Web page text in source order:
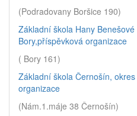
(Podradovany Boršice 190)
Základní škola Hany
Bory,příspěvková organizace
( Bory 161)
Základní škola Černošín,
organizace
(Nám.1.máje 38 Černošín)